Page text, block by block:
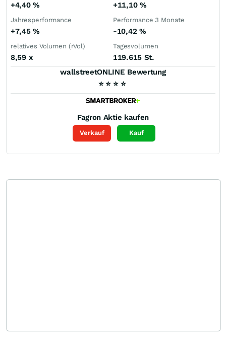
+4,40% +11,10 %
Jahresperformance
+7,45%
Performance 3 Monate
-10,42 %
relatives Volumen (rVol)
8,59 x
Tagesvolumen
119.615 St.
wallstreetONLINE Bewertung
⭐ ⭐ ⭐ ⭐
Fagron Aktie kaufen
Verkauf Kauf